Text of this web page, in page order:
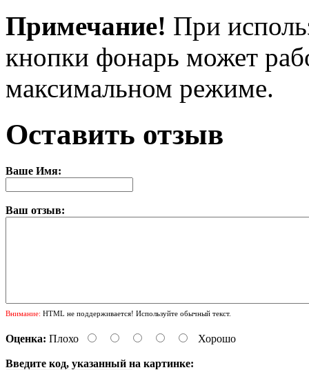
Примечание! При
кнопки фонарь может
максимальном режиме.
Оставить отзыв
Ваше Имя:
Ваш отзыв:
Внимание: HTML не поддерживается! Используйте обычный текст.
Оценка: Плохо Хорошо
Введите код, указанный на картинке: